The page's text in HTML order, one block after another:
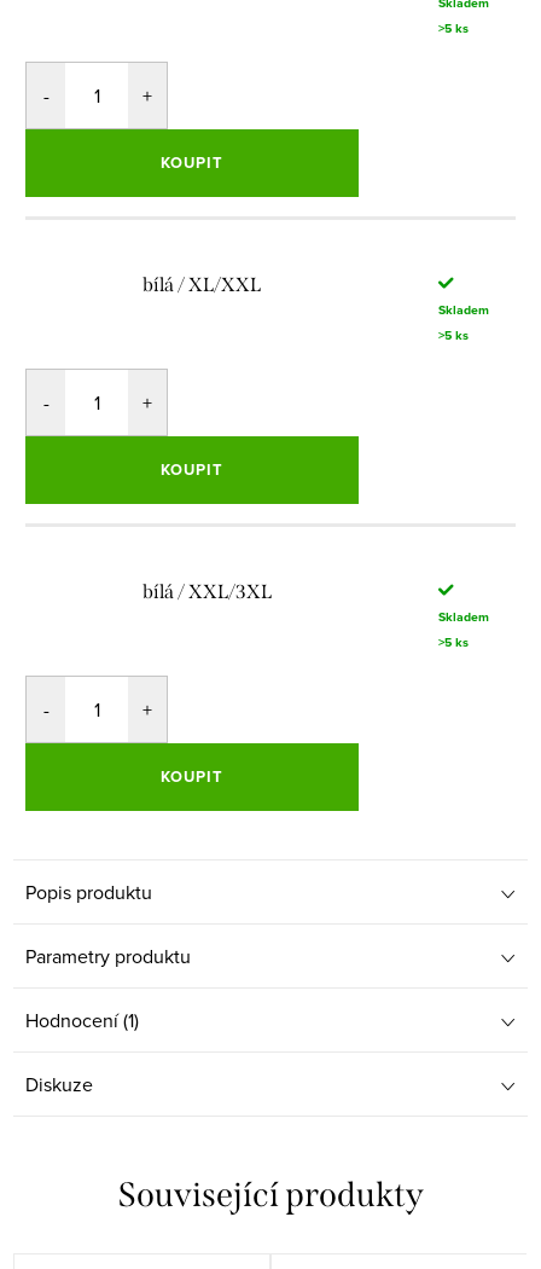
>5 ks
KOUPIT
bílá / XL/XXL
Skladem
>5 ks
KOUPIT
bílá / XXL/3XL
Skladem
>5 ks
KOUPIT
Popis produktu
Parametry produktu
Hodnocení (1)
Diskuze
Související produkty